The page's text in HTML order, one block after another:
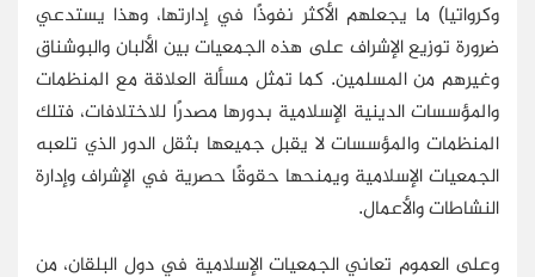
وكرواتيا) ما يجعلهم الأكثر نفوذًا في إدارتها، وهذا يستدعي
ضرورة توزيع الإشراف على هذه الجمعيات بين الألبان والبوشناق
وغيرهم من المسلمين. كما تمثل مسألة العلاقة مع المنظمات
والمؤسسات الدينية الإسلامية بدورها مصدرًا للاختلافات، فتلك
المنظمات والمؤسسات لا يقبل جميعها بثقل الدور الذي تلعبه
الجمعيات الإسلامية ويمنحها حقوقًا حصرية في الإشراف وإدارة
النشاطات والأعمال.
وعلى العموم تعاني الجمعيات الإسلامية في دول البلقان، من